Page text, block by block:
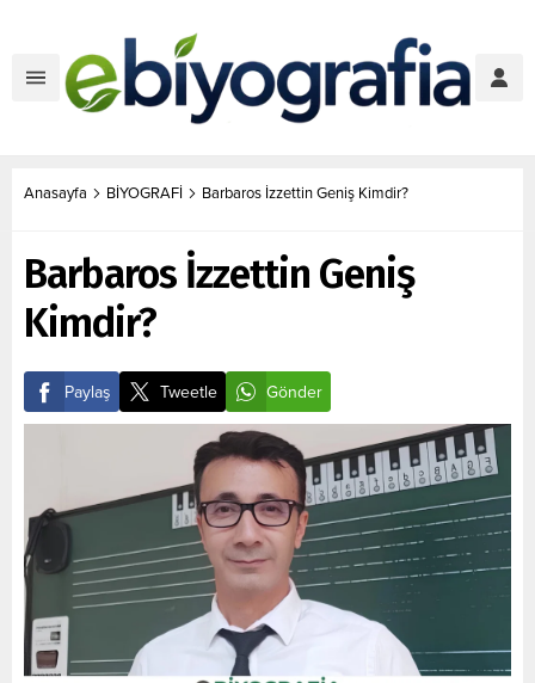
Anasayfa BİYOGRAFİ Barbaros İzzettin Geniş Kimdir?
Barbaros İzzettin Geniş
Kimdir?
Paylaş Tweetle Gönder